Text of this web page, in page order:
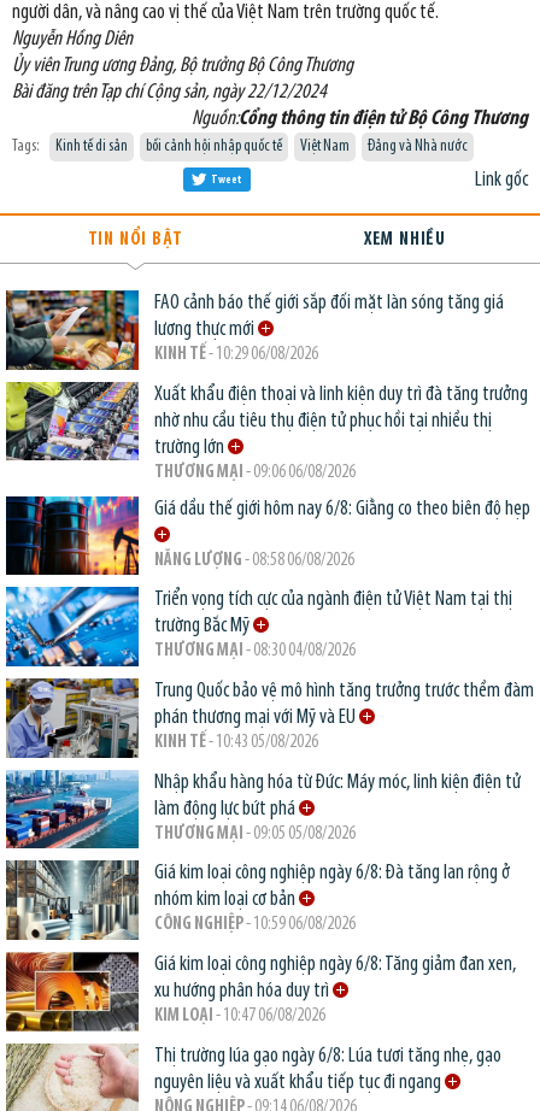
người dân, và nâng cao vị thế của Việt Nam trên trường quốc tế.
Nguyễn Hồng Diên
Ủy viên Trung ương Đảng, Bộ trưởng Bộ Công Thương
Bài đăng trên Tạp chí Cộng sản, ngày 22/12/2024
Nguồn:Cổng thông tin điện tử Bộ Công Thương
Tags: Kinh tế di sản bối cảnh hội nhập quốc tế Việt Nam Đảng và Nhà nước
Link gốc
Tweet
TIN NỔI BẬT XEM NHIỀU
FAO cảnh báo thế giới sắp đối mặt làn sóng tăng giá
lương thực mới
KINH TẾ- 10:29 06/08/2026
Xuất khẩu điện thoại và linh kiện duy trì đà tăng trưởng
nhờ nhu cầu tiêu thụ điện tử phục hồi tại nhiều thị
trường lớn
THƯƠNG MẠI - 09:06 06/08/2026
Giá dầu thế giới hôm nay 6/8: Giằng co theo biên độ hẹp
NĂNG LƯỢNG - 08:58 06/08/2026
Triển vọng tích cực của ngành điện tử Việt Nam tại thị
trường Bắc Mỹ
THƯƠNG MẠI - 08:30 04/08/2026
Trung Quốc bảo vệ mô hình tăng trưởng trước thềm đàm
phán thương mại với Mỹ và EU
KINH TẾ- 10:43 05/08/2026
Nhập khẩu hàng hóa từ Đức: Máy móc, linh kiện điện tử
làm động lực bứt phá
THƯƠNG MẠI - 09:05 05/08/2026
Giá kim loại công nghiệp ngày 6/8: Đà tăng lan rộng ở
nhóm kim loại cơ bản
CÔNG NGHIỆP- 10:59 06/08/2026
Giá kim loại công nghiệp ngày 6/8: Tăng giảm đan xen,
xu hướng phân hóa duy trì
KIM LOẠI - 10:47 06/08/2026
Thị trường lúa gạo ngày 6/8: Lúa tươi tăng nhẹ, gạo
nguyên liệu và xuất khẩu tiếp tục đi ngang